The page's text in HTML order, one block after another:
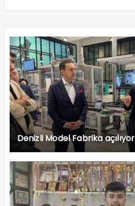
Denizli Model Fabrika açılıyor